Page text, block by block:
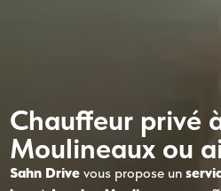
Chauffeur privé
Moulineaux ou
Sahn Drive vous propose un